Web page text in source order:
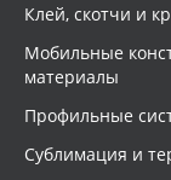
Клей, скотчи и
Мобильные
материалы
Профильные
Сублимация и